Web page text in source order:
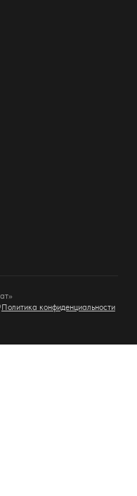
Политика конфиденциальности